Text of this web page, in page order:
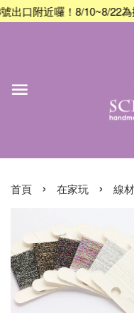
口附近囉！8/10~8/22為
首頁 › 在家玩 › 線